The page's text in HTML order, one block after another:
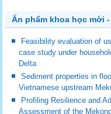
Ấn phẩm khoa học mới
Feasibility evaluation of
case study under
Delta
Sediment properties in
Vietnamese upstream
Profiling Resilience and
Assessment of the